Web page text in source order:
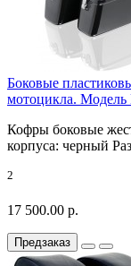
Боковые
мотоцикла. Модель
Кофры боковые
корпуса: черный
2
17 500.00 р.
Предзаказ